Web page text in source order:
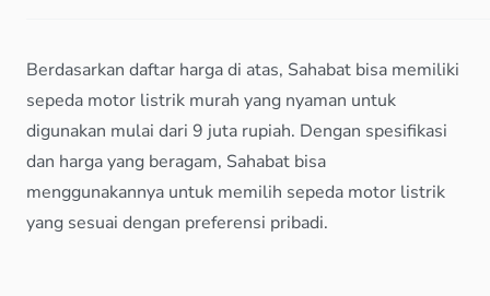
Berdasarkan daftar harga di atas, Sahabat bisa memiliki
sepeda motor listrik murah yang nyaman untuk
digunakan mulai dari 9 juta rupiah. Dengan spesifikasi
dan harga yang beragam, Sahabat bisa
menggunakannya untuk memilih sepeda motor listrik
yang sesuai dengan preferensi pribadi.